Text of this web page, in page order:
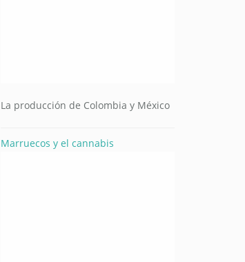
La producción de Colombia y México
Marruecos y el cannabis